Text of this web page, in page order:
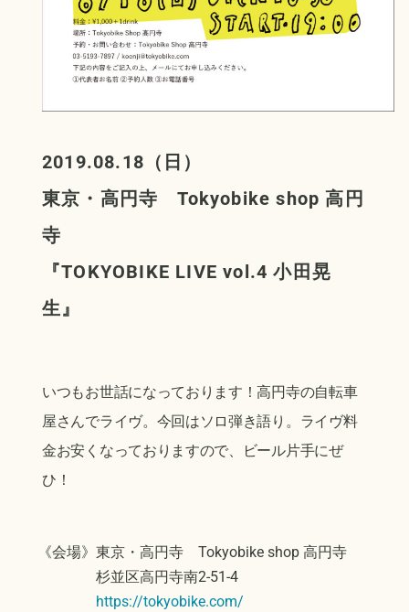
2019.08.18（日）
東京・高円寺 Tokyobike shop 高円
寺
『TOKYOBIKE LIVE vol.4 小田晃
生』
いつもお世話になっております！高円寺の自転車
屋さんでライヴ。今回はソロ弾き語り。ライヴ料
金お安くなっておりますので、ビール片手にぜ
ひ！
《会場》東京・高円寺 Tokyobike shop 高円寺
杉並区高円寺南2-51-4
https://tokyobike.com/